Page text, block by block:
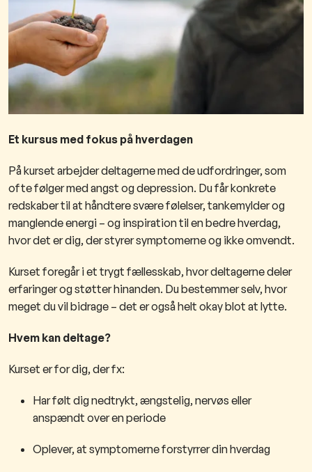
Et kursus med fokus på hverdagen
På kurset arbejder deltagerne med de udfordringer, som
ofte følger med angst og depression. Du får konkrete
redskaber til at håndtere svære følelser, tankemylder og
manglende energi – og inspiration til en bedre hverdag,
hvor det er dig, der styrer symptomerne og ikke omvendt.
Kurset foregår i et trygt fællesskab, hvor deltagerne deler
erfaringer og støtter hinanden. Du bestemmer selv, hvor
meget du vil bidrage – det er også helt okay blot at lytte.
Hvem kan deltage?
Kurset er for dig, der fx:
Har følt dig nedtrykt, ængstelig, nervøs eller
anspændt over en periode
Oplever, at symptomerne forstyrrer din hverdag